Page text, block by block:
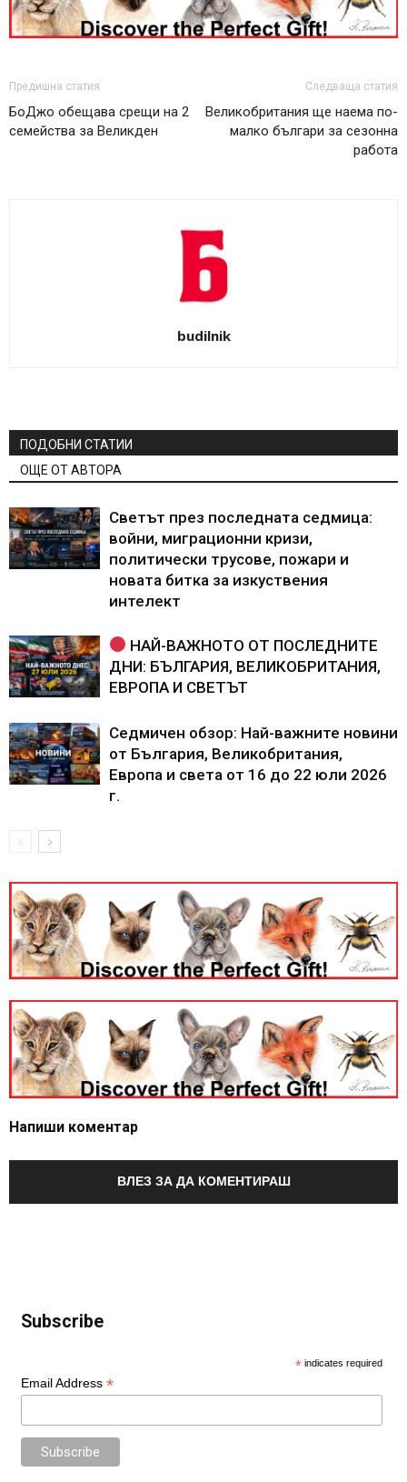
Предишна статия
БоДжо обещава срещи на 2
семейства за Великден
Следваща статия
Великобритания ще наема по-
малко българи за сезонна
работа
budilnik
ПОДОБНИ СТАТИИ
ОЩЕ ОТ АВТОРА
Светът през последната седмица:
войни, миграционни кризи,
политически трусове, пожари и
новата битка за изкуствения
интелект
НАЙ-ВАЖНОТО ОТ ПОСЛЕДНИТЕ
ДНИ: БЪЛГАРИЯ, ВЕЛИКОБРИТАНИЯ,
ЕВРОПА И СВЕТЪТ
Седмичен обзор: Най-важните новини
от България, Великобритания,
Европа и света от 16 до 22 юли 2026
г.
Напиши коментар
ВЛЕЗ ЗА ДА КОМЕНТИРАШ
Subscribe
* indicates required
Email Address *